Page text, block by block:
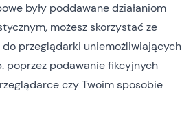
były poddawane działaniom
możesz skorzystać ze
przeglądarki uniemożliwiających
poprzez podawanie fikcyjnych
czy Twoim sposobie